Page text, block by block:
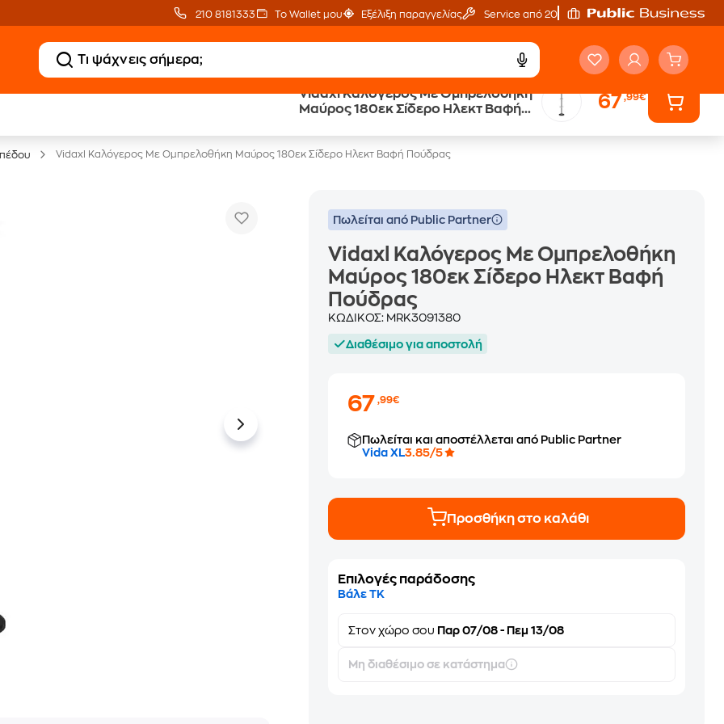
210 8181333 Το Wallet μου Εξέλιξη παραγγελίας Service από 20'
Vidaxl Καλόγερος Με Ομπρελοθήκη
Μαύρος 180εκ Σίδερο Ηλεκτ Βαφή
67,99€
Vidaxl Καλόγερος Με Ομπρελοθήκη Μαύρος 180εκ Σίδερο Ηλεκτ Βαφή Πούδρας
Πωλείται από Public Partner
Vidaxl Καλόγερος Με Ομπρελοθήκη
Μαύρος 180εκ Σίδερο Ηλεκτ Βαφή
Πούδρας
ΚΩΔΙΚΟΣ: MRK3091380
Διαθέσιμο για αποστολή
67,99€
Πωλείται και αποστέλλεται από Public Partner
Vida XL3.85/5
Προσθήκη στο καλάθι
Επιλογές παράδοσης
Βάλε ΤΚ
Στονχώρο σου Παρ 07/08 - Πεμ 13/08
Μη διαθέσιμο σε κατάστημα